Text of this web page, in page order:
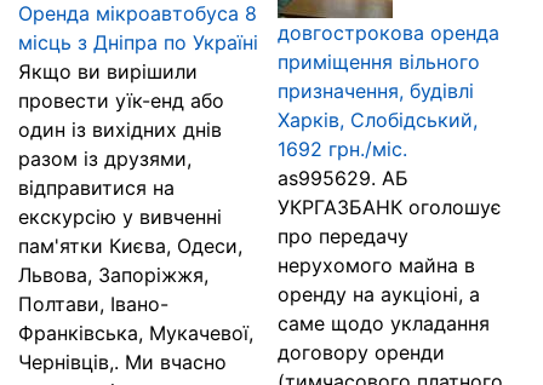
Оренда мікроавтобуса 8
місць з Дніпра по Україні
Якщо ви вирішили
провести уїк-енд або
один із вихідних днів
разом із друзями,
відправитися на
екскурсію у вивченні
пам'ятки Києва, Одеси,
Львова, Запоріжжя,
Полтави, Івано-
Франківська, Мукачевої,
Чернівців,. Ми вчасно
довгострокова оренда
приміщення вільного
призначення, будівлі
Харків, Слобідський,
1692 грн./міс.
as995629. АБ
УКРГАЗБАНК оголошує
про передачу
нерухомого майна в
оренду на аукціоні, а
саме щодо укладання
договору оренди